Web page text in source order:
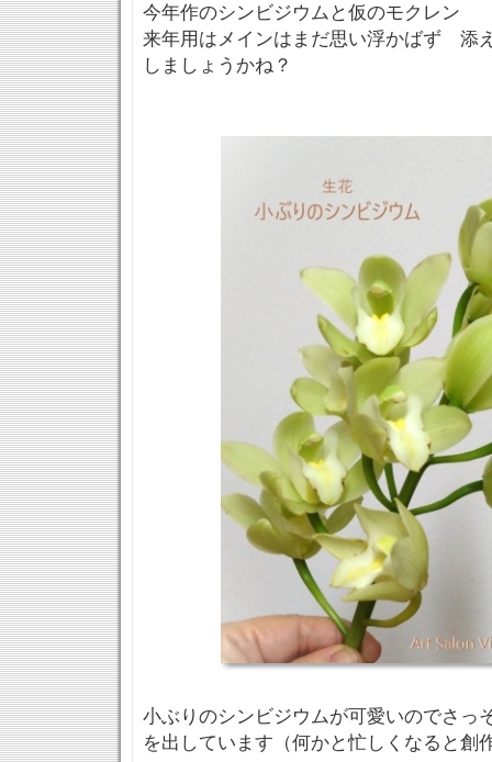
今年作のシンビジウムと仮のモクレン
来年用はメインはまだ思い浮かばず 添
しましょうかね？
小ぶりのシンビジウムが可愛いのでさっ
を出しています（何かと忙しくなると創